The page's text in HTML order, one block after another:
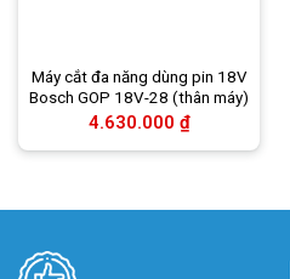
Máy cắt đa năng dùng pin 18V
Bosch GOP 18V-28 (thân máy)
4.630.000 ₫